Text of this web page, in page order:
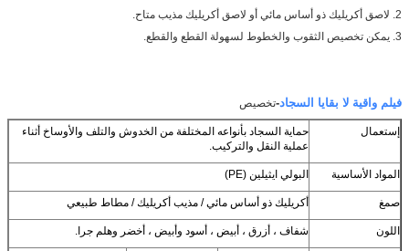
2. لاصق أكريليك ذو أساس مائي أو لاصق أكريليك مذيب متاح.
3. يمكن تخصيص الثقوب والخطوط لسهولة القطع والقطع.
فيلم واقية لا بقايا السجاد-تخصيص
إستعمال
حماية السجاد بأنواعه المختلفة من الخدوش والتلف والأوساخ أثناء
عملية النقل والتركيب.
المواد الأساسية البولي ايثيلين (PE)
صمغ أكريليك ذو أساس مائي / مذيب أكريليك / مطاط طبيعي
اللون شفاف ، أزرق ، أبيض ، أسود وأبيض ، أخضر وهلم جرا.